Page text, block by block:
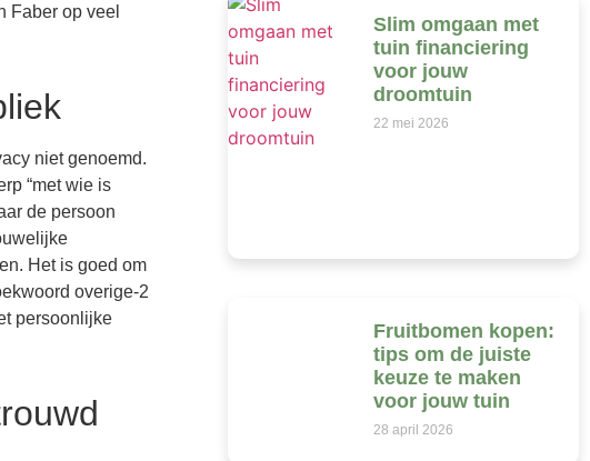
Faber op veel
niet genoemd.
“met wie is
de persoon
Het is goed om
overige-2
persoonlijke
Slim omgaan met
tuin financiering
voor jouw
droomtuin
22 mei 2026
Fruitbomen kopen:
tips om de juiste
keuze te maken
voor jouw tuin
28 april 2026